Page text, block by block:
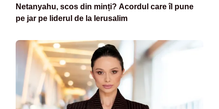
Netanyahu, scos din minți? Acordul care îl pune
pe jar pe liderul de la Ierusalim